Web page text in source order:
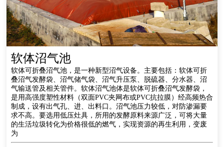
软体沼气池
软体可折叠沼气池，是一种新型沼气设备。主要包括：软体可折
叠沼气发酵袋、沼气储气袋、沼气升压泵、脱硫器、分水器、沼
气输送管及相关管件。软体沼气池体是软体可折叠沼气发酵袋，
是用高强度塑性材料（双面PVC夹网布或PVC抗拉膜）经高频热合
制成，设有出气孔、进、出料口。沼气池压力较低，对防渗漏要
求不高。要选用低压灶具，所用的发酵原料来源广泛，可将大量
的生活垃圾转化为价格很低的燃气，实现资源的再生利用，变废
为